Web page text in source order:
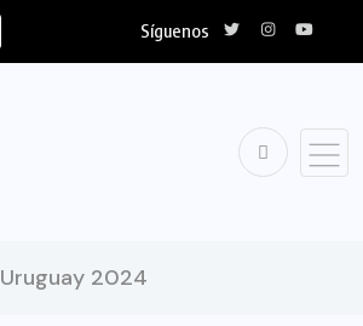
Síguenos
Uruguay 2024